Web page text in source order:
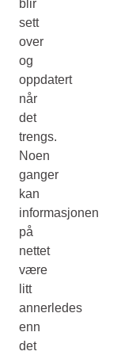
blir
sett
over
og
oppdatert
når
det
trengs.
Noen
ganger
kan
informasjonen
på
nettet
være
litt
annerledes
enn
det